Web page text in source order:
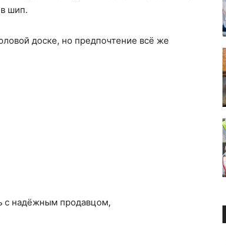
шип.
доске, но предпочтение всё же
с надёжным продавцом,